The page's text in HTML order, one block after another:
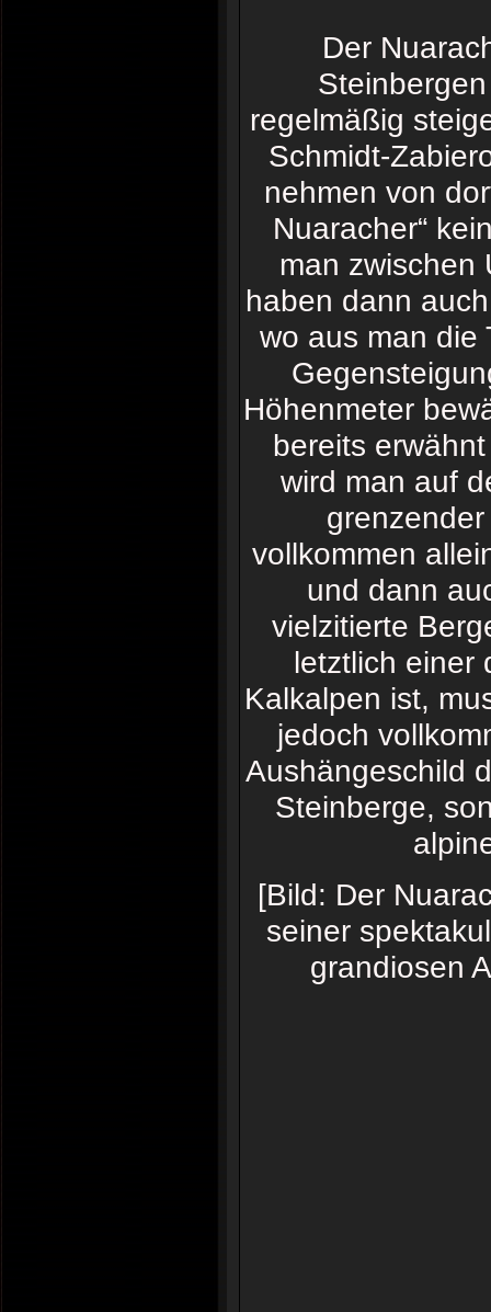
Der
regelmäßig
Schmidt-
nehmen von
Nuaracher“
man zwischen
haben dann
wo aus man die
Höhenmeter
bereits
wird man auf
vollkommen
und dann
vielzitierte
letztlich
Kalkalpen ist,
jedoch
Aushängeschild
Steinberge,
[Bild: Der
seiner
grandiosen